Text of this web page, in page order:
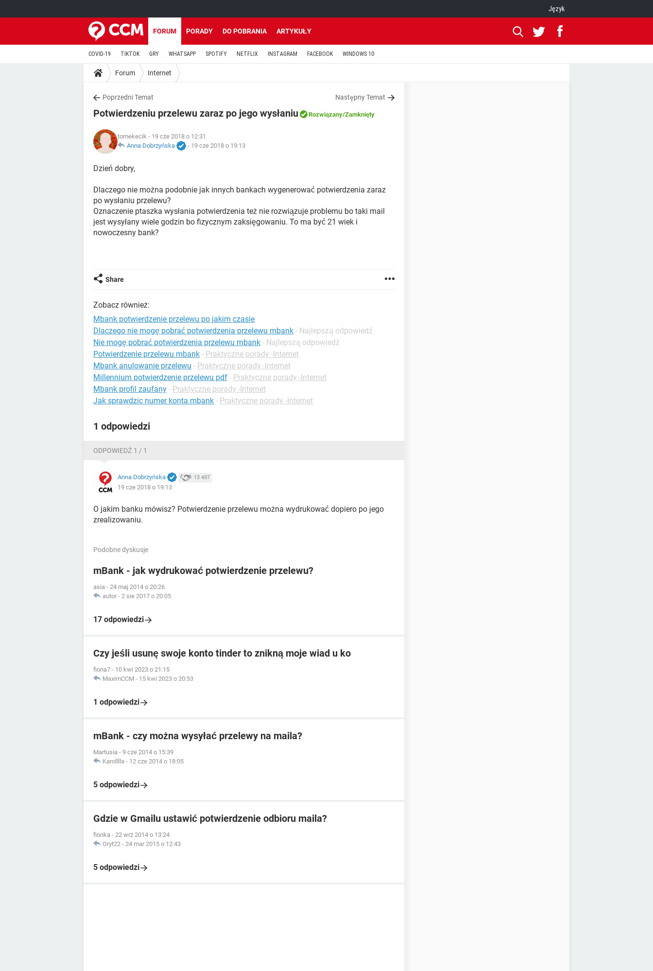
Język
FORUM PORADY DO POBRANIA ARTYKUŁY
COVID-19 TIKTOK GRY WHATSAPP SPOTIFY NETFLIX INSTAGRAM FACEBOOK WINDOWS 10
Forum Internet
Poprzedni Temat Następny Temat
Potwierdzeniu przelewu zaraz po jego wysłaniu Rozwiązany/Zamknięty
tomekecik - 19 cze 2018 o 12:31
Anna Dobrzyńska
- 19 cze 2018 o 19:13
Dzień dobry,
Dlaczego nie można podobnie jak innych bankach wygenerować potwierdzenia zaraz
po wysłaniu przelewu?
Oznaczenie ptaszka wysłania potwierdzenia też nie rozwiązuje problemu bo taki mail
jest wysyłany wiele godzin bo fizycznym zaksięgowaniu. To ma być 21 wiek i
nowoczesny bank?
Share
Zobacz również:
Mbank potwierdzenie przelewu po jakim czasie
Dlaczego nie mogę pobrać potwierdzenia przelewu mbank - Najlepszą odpowiedź
Nie mogę pobrać potwierdzenia przelewu mbank - Najlepszą odpowiedź
Potwierdzenie przelewu mbank - Praktyczne porady -Internet
Mbank anulowanie przelewu - Praktyczne porady -Internet
Millennium potwierdzenie przelewu pdf - Praktyczne porady -Internet
Mbank profil zaufany - Praktyczne porady -Internet
Jak sprawdzic numer konta mbank - Praktyczne porady -Internet
1 odpowiedzi
ODPOWIEDŹ 1 / 1
Anna Dobrzyńska 13 497
19 cze 2018 o 19:13
O jakim banku mówisz? Potwierdzenie przelewu można wydrukować dopiero po jego
zrealizowaniu.
Podobne dyskusje
mBank - jak wydrukować potwierdzenie przelewu?
asia - 24 maj 2014 o 20:26
autor - 2 sie 2017 o 20:05
17 odpowiedzi
Czy jeśli usunę swoje konto tinder to znikną moje wiad u ko
fiona7 - 10 kwi 2023 o 21:15
MaximCCM - 15 kwi 2023 o 20:53
1 odpowiedzi
mBank - czy można wysyłać przelewy na maila?
Martusia - 9 cze 2014 o 15:39
Karolllla - 12 cze 2014 o 18:05
5 odpowiedzi
Gdzie w Gmailu ustawić potwierdzenie odbioru maila?
fionka - 22 wrz 2014 o 13:24
Gryt22 - 24 mar 2015 o 12:43
5 odpowiedzi